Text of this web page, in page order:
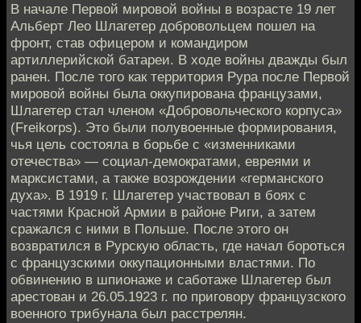
В начале Первой мировой войны в возрасте 19 лет
Альберт Лео Шлагетер добровольцем пошел на
фронт, став офицером и командиром
артиллерийской батареи. В ходе войны дважды был
ранен. После того как территория Рура после Первой
мировой войны была оккупирована французами,
Шлагетер стал членом «Добровольческого корпуса»
(Freikorps). Это были полувоенные формирования,
чья цель состояла в борьбе с «изменниками
отечества» — социал-демократами, евреями и
марксистами, а также возрождении «германского
духа». В 1919 г. Шлагетер участвовал в боях с
частями Красной Армии в районе Риги, а затем
сражался с ними в Польше. После этого он
возвратился в Рурскую область, где начал бороться
с французскими оккупационными властями. По
обвинению в шпионаже и саботаже Шлагетер был
арестован и 26.05.1923 г. по приговору французского
военного трибунала был расстрелян.